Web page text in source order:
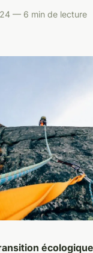
— 6 min de lecture
écologique